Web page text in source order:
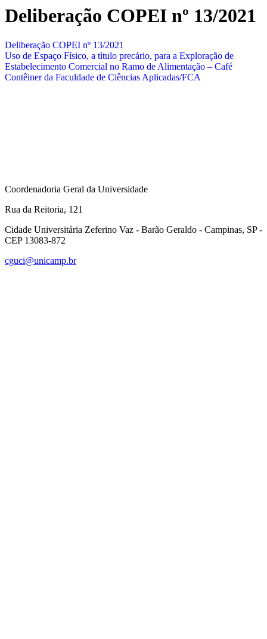
Deliberação COPEI nº 13/2021
Deliberação COPEI nº 13/2021
Uso de Espaço Físico, a título precário, para a Exploração de
Estabelecimento Comercial no Ramo de Alimentação – Café
Contêiner da Faculdade de Ciências Aplicadas/FCA
Coordenadoria Geral da Universidade
Rua da Reitoria, 121
Cidade Universitária Zeferino Vaz - Barão Geraldo - Campinas, SP -
CEP 13083-872
cguci@unicamp.br